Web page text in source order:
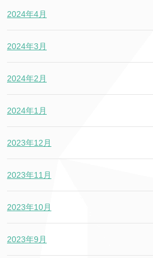
2024年4月
2024年3月
2024年2月
2024年1月
2023年12月
2023年11月
2023年10月
2023年9月